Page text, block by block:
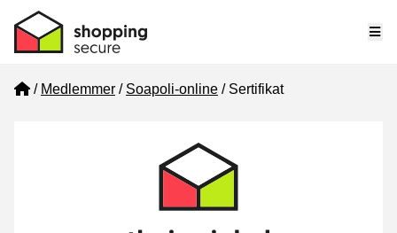
Home
Medlemmer Soapoli-online Sertifikat